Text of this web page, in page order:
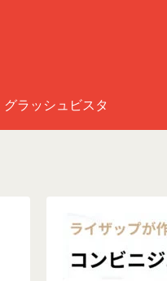
グラッシュビスタ